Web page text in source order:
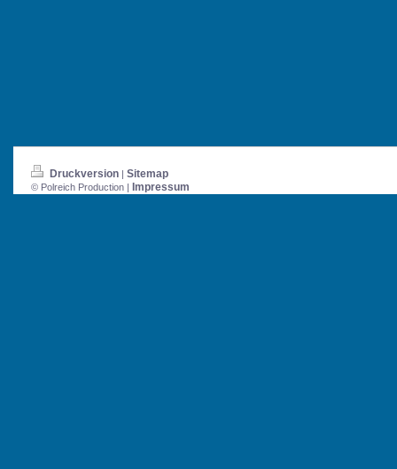
Druckversion | Sitemap
© Polreich Production | Impressum